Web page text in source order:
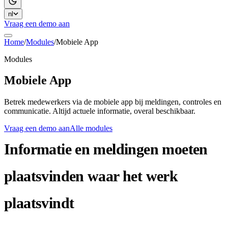
nl
Vraag een demo aan
Home/Modules/Mobiele App
Modules
Mobiele App
Betrek medewerkers via de mobiele app bij meldingen, controles en
communicatie. Altijd actuele informatie, overal beschikbaar.
Vraag een demo aanAlle modules
Informatie en meldingen moeten
plaatsvinden waar het werk
plaatsvindt